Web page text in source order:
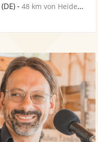
(DE) -48 km von Heidelberg